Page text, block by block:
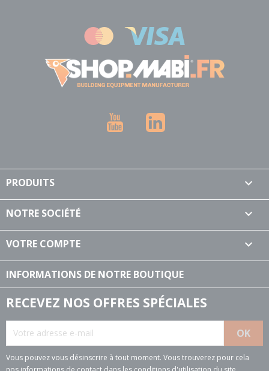
YouTube
PRODUITS 
NOTRE SOCIÉTÉ 
VOTRE COMPTE 
INFORMATIONS DE NOTRE BOUTIQUE
RECEVEZ NOS OFFRES SPÉCIALES
Vous pouvez vous désinscrire à tout moment. Vous trouverez pour cela